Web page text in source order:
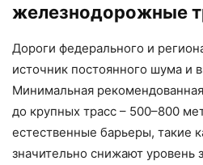
железнодорожные
Дороги федерального и
источник постоянного шума и
Минимальная
до крупных трасс – 500–800
естественные барьеры, такие
значительно снижают уровень